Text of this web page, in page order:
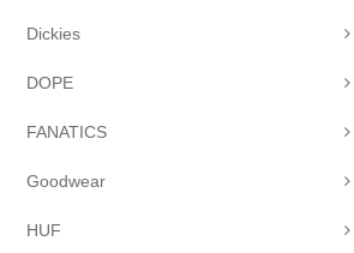
Dickies
DOPE
FANATICS
Goodwear
HUF